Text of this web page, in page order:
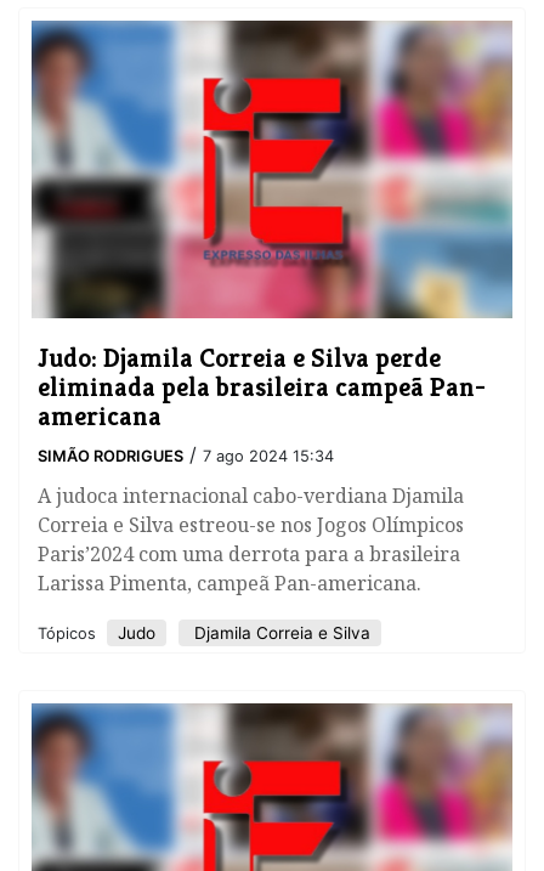
Judo: Djamila Correia e Silva perde
eliminada pela brasileira campeã Pan-
americana
SIMÃO RODRIGUES / 7 ago 2024 15:34
A judoca internacional cabo-verdiana Djamila
Correia e Silva estreou-se nos Jogos Olímpicos
Paris’2024 com uma derrota para a brasileira
Larissa Pimenta, campeã Pan-americana.
Tópicos Judo Djamila Correia e Silva